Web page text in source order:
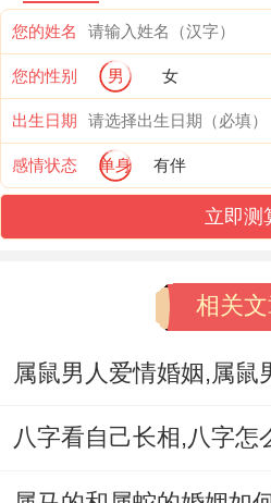
脑血管与消化位你的健
生活习惯跟着调整自己
位了增强自己的免疫力,
炼~增强体质！
那么再基本是1940属龙
尽管如此再职业与健康
绪状态。建议属龙者能
意相关的工作,或从事销
您的姓名
您的性别 男 女
出生日期
感情状态 单身 有伴
立即测
相关
属鼠男人爱情婚姻,属鼠
八字看自己长相,八字怎